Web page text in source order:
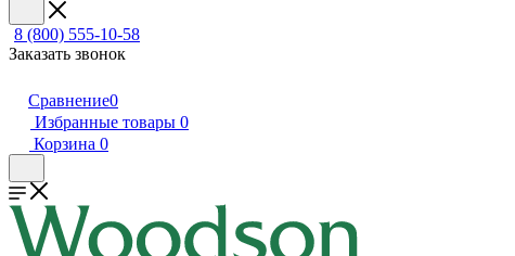
8 (800) 555-10-58
Заказать звонок
Сравнение0
Избранные товары 0
Корзина 0